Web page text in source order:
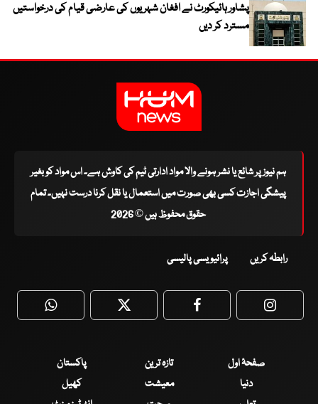
پشاور ہائیکورٹ نے افغان شہریوں کی عارضی قیام کی درخواستیں
مسترد کر دیں
ہم نیوز پر شائع یا نشر ہونے والا مواد ادارتی ٹیم کی کاوش ہے۔ اس مواد کو بغیر
پیشگی اجازت کسی بھی صورت میں استعمال یا نقل کرنا درست نہیں۔ تمام
حقوق محفوظ ہیں © 2026
رابطہ کریں پرائیویسی پالیسی
WhatsApp Twitter Facebook
صفحۂ اول تازہ ترین
پاکستان
دنیا
معیشت
کھیل